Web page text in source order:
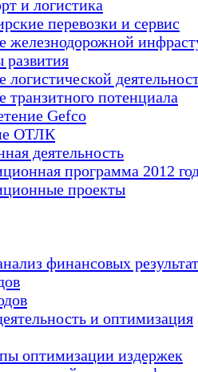
и логистика
перевозки и сервис
железнодорожной
развития
логистической
транзитного потенциала
Gefco
ОТЛК
деятельность
программа 2012
проекты
финансовых
и оптимизация
оптимизации издержек